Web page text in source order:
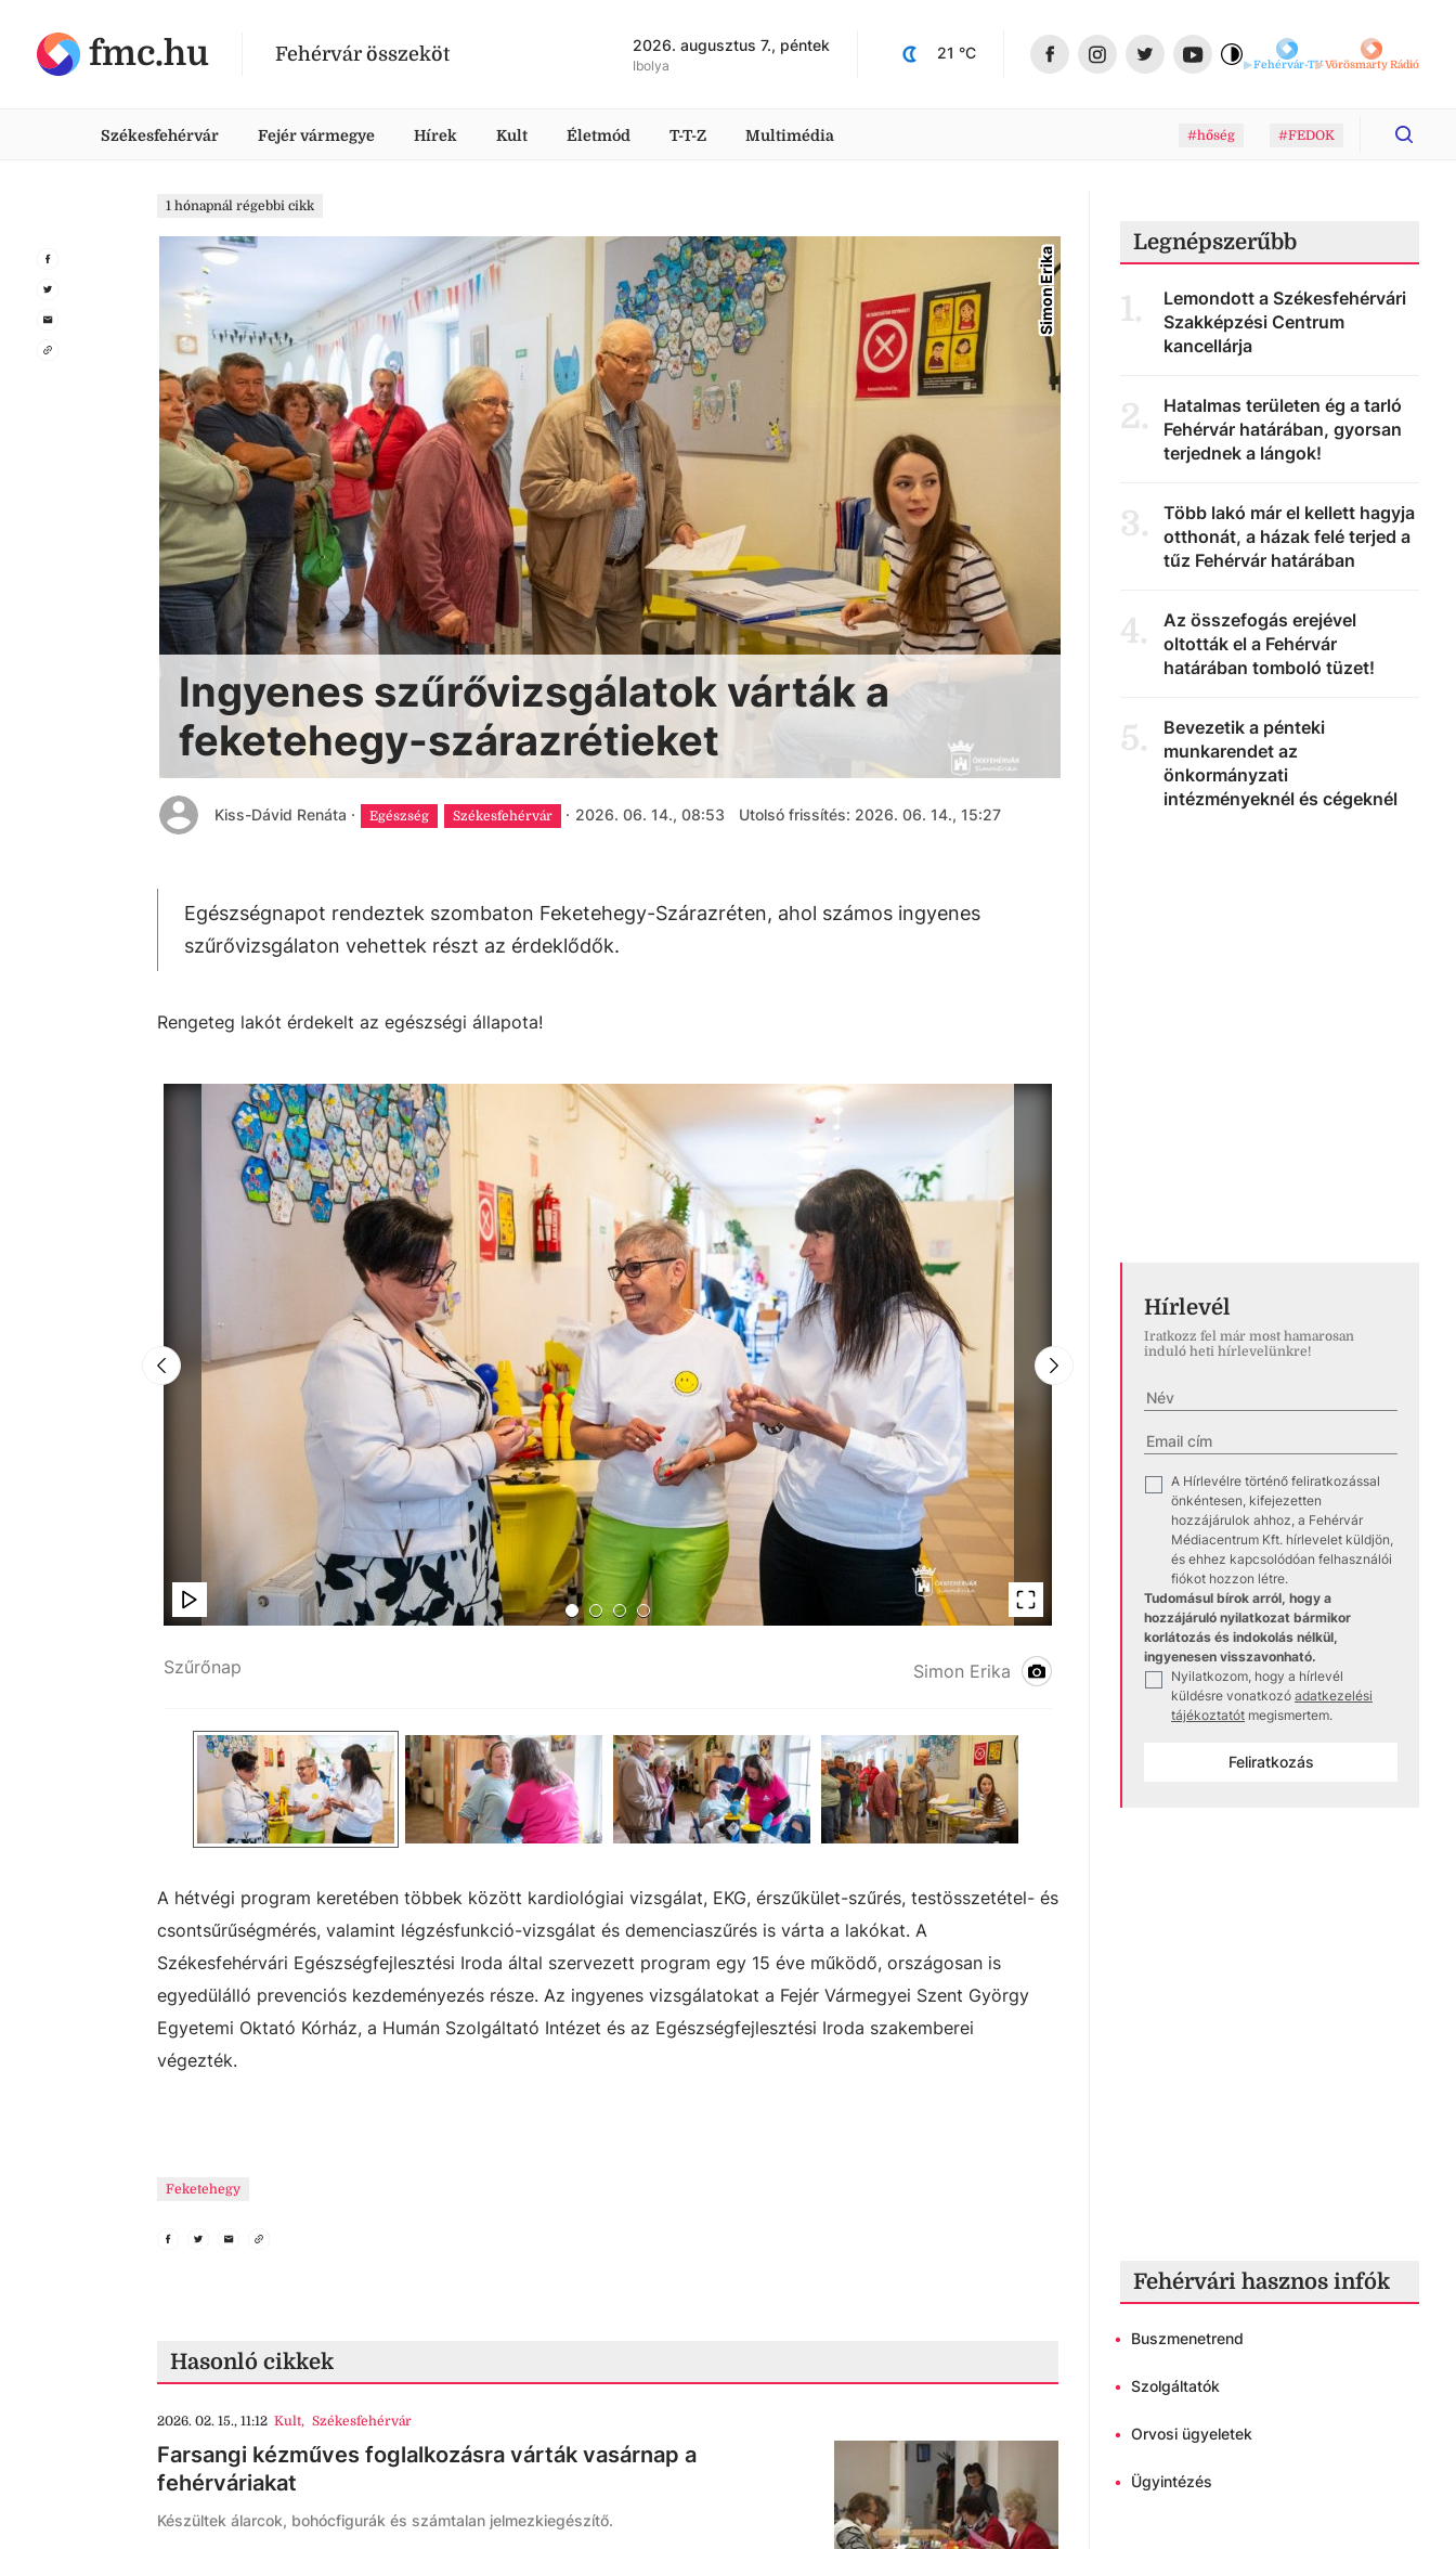
fmc.hu Fehérvár összeköt 2026. augusztus 7., péntek
Ibolya
21 °C
Fehérvár-TVVörösmarty Rádió
Székesfehérvár Fejér vármegye Hírek Kult Életmód T-T-Z Multimédia #hőség #FEDOK
1 hónapnál régebbi cikk
Simon Erika
Ingyenes szűrővizsgálatok várták a
feketehegy-szárazrétieket
Kiss-Dávid Renáta · Egészség Székesfehérvár · 2026. 06. 14., 08:53 Utolsó frissítés: 2026. 06. 14., 15:27
Egészségnapot rendeztek szombaton Feketehegy-Szárazréten, ahol számos ingyenes
szűrővizsgálaton vehettek részt az érdeklődők.
Rengeteg lakót érdekelt az egészségi állapota!
Szűrőnap Simon Erika
A hétvégi program keretében többek között kardiológiai vizsgálat, EKG, érszűkület-szűrés, testösszetétel- és
csontsűrűségmérés, valamint légzésfunkció-vizsgálat és demenciaszűrés is várta a lakókat. A
Székesfehérvári Egészségfejlesztési Iroda által szervezett program egy 15 éve működő, országosan is
egyedülálló prevenciós kezdeményezés része. Az ingyenes vizsgálatokat a Fejér Vármegyei Szent György
Egyetemi Oktató Kórház, a Humán Szolgáltató Intézet és az Egészségfejlesztési Iroda szakemberei
végezték.
Feketehegy
Hasonló cikkek
2026. 02. 15., 11:12 Kult, Székesfehérvár
Farsangi kézműves foglalkozásra várták vasárnap a
fehérváriakat
Készültek álarcok, bohócfigurák és számtalan jelmezkiegészítő.
Legnépszerűbb
1.
Lemondott a Székesfehérvári
Szakképzési Centrum
kancellárja
2.
Hatalmas területen ég a tarló
Fehérvár határában, gyorsan
terjednek a lángok!
3.
Több lakó már el kellett hagyja
otthonát, a házak felé terjed a
tűz Fehérvár határában
4.
Az összefogás erejével
oltották el a Fehérvár
határában tomboló tüzet!
5.
Bevezetik a pénteki
munkarendet az
önkormányzati
intézményeknél és cégeknél
Hírlevél
Iratkozz fel már most hamarosan
induló heti hírlevelünkre!
A Hírlevélre történő feliratkozással
önkéntesen, kifejezetten
hozzájárulok ahhoz, a Fehérvár
Médiacentrum Kft. hírlevelet küldjön,
és ehhez kapcsolódóan felhasználói
fiókot hozzon létre.
Tudomásul bírok arról, hogy a
hozzájáruló nyilatkozat bármikor
korlátozás és indokolás nélkül,
ingyenesen visszavonható.
Nyilatkozom, hogy a hírlevél
küldésre vonatkozó adatkezelési
tájékoztatót megismertem.
Feliratkozás
Fehérvári hasznos infók
• Buszmenetrend
• Szolgáltatók
• Orvosi ügyeletek
• Ügyintézés